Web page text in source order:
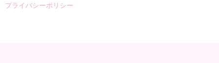
プライバシーポリシー